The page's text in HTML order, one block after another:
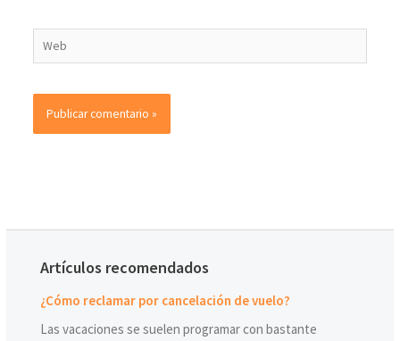
Artículos recomendados
¿Cómo reclamar por cancelación de vuelo?
Las vacaciones se suelen programar con bastante